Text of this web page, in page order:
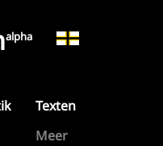
alpha
Texten
Meer